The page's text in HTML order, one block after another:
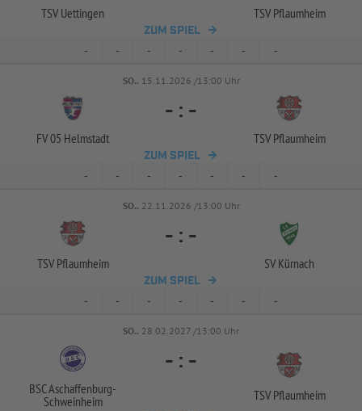
TSV Uettingen TSV Pflaumheim
ZUM SPIEL
- - - - - - -
SO.. 15.11.2026 /13:00 Uhr
FV 05 Helmstadt
- : -
TSV Pflaumheim
ZUM SPIEL
- - - - - - -
SO.. 22.11.2026 /13:00 Uhr
TSV Pflaumheim
- : -
SV Kürnach
ZUM SPIEL
- - - - - - -
SO.. 28.02.2027 /13:00 Uhr
BSC Aschaffenburg-
Schweinheim
- : -
TSV Pflaumheim